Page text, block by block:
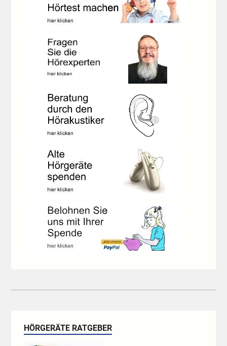
HÖRGERÄTE RATGEBER